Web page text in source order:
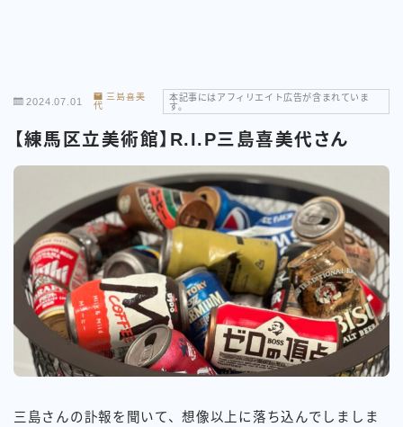
2024.07.01
三島喜美
代
本記事にはアフィリエイト広告が含まれていま
す。
【練馬区立美術館】R.I.P三島喜美代さん
三島さんの訃報を聞いて、想像以上に落ち込んでしましま